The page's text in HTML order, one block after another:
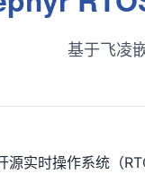
基于飞凌
实时操作系统（